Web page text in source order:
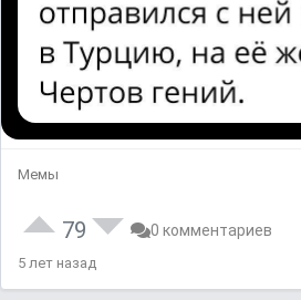
Мемы
79 0 комментариев
5 лет назад